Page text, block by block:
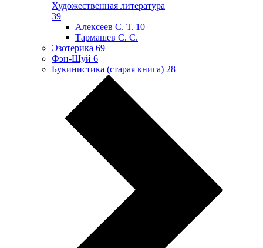
Художественная литература
39
Алексеев С. Т. 10
Тармашев С. С.
Эзотерика 69
Фэн-Шуй 6
Букинистика (старая книга) 28